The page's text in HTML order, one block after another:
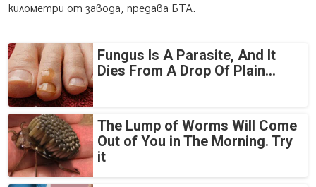
километри от завода, предава БТА.
Fungus Is A Parasite, And It
Dies From A Drop Of Plain...
The Lump of Worms Will Come
Out of You in The Morning. Try
it